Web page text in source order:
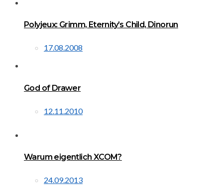
Polyjeux: Grimm, Eternity’s Child, Dinorun
17.08.2008
God of Drawer
12.11.2010
Warum eigentlich XCOM?
24.09.2013